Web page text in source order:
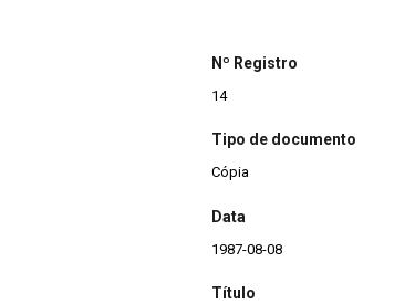
Nº Registro
14
Tipo de documento
Cópia
Data
1987-08-08
Título